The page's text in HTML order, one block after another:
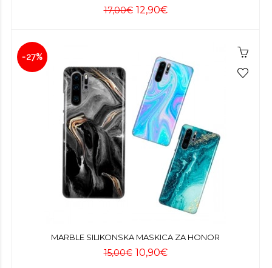
17,00€ 12,90€
-27%
MARBLE SILIKONSKA MASKICA ZA HONOR
15,00€ 10,90€